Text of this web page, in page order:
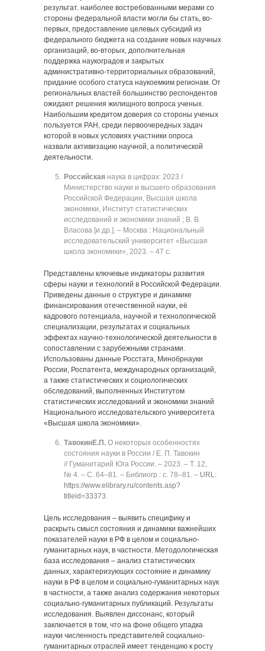
результат. наиболее востребованными мерами со
стороны федеральной власти могли бы стать, во-
первых, предоставление целевых субсидий из
федерального бюджета на создание новых научных
организаций, во-вторых, дополнительная
поддержка наукоградов и закрытых
административно-территориальных образований,
придание особого статуса наукоемким регионам. От
региональных властей большинство респондентов
ожидают решения жилищного вопроса ученых.
Наибольшим кредитом доверия со стороны ученых
пользуется РАН, среди первоочередных задач
которой в новых условиях участники опроса
назвали активизацию научной, а политической
деятельности.
Российская наука в цифрах: 2023 /
Министерство науки и высшего образования
Российской Федерации, Высшая школа
экономики, Институт статистических
исследований и экономики знаний ; В. В.
Власова [и др.]. ‒ Москва : Национальный
исследовательский университет «Высшая
школа экономики», 2023. ‒ 47 с.
Представлены ключевые индикаторы развития
сферы науки и технологий в Российской Федерации.
Приведены данные о структуре и динамике
финансирования отечественной науки, её
кадрового потенциала, научной и технологической
специализации, результатах и социальных
эффектах научно-технологической деятельности в
сопоставлении с зарубежными странами.
Использованы данные Росстата, Минобрнауки
России, Роспатента, международных организаций,
а также статистических и социологических
обследований, выполненных Институтом
статистических исследований и экономики знаний
Национального исследовательского университета
«Высшая школа экономики».
ТавокинЕ.П. О некоторых особенностях
состояния науки в России / Е. П. Тавокин
// Гуманитарий Юга России. ‒ 2023. ‒ Т. 12,
№ 4. ‒ C. 64‒81. ‒ Библиогр.: с. 78‒81. ‒ URL:
https://www.elibrary.ru/contents.asp?
titleid=33373.
Цель исследования ‒ выявить специфику и
раскрыть смысл состояния и динамики важнейших
показателей науки в РФ в целом и социально-
гуманитарных наук, в частности. Методологическая
база исследования ‒ анализ статистических
данных, характеризующих состояние и динамику
науки в РФ в целом и социально-гуманитарных наук
в частности, а также анализ содержания некоторых
социально-гуманитарных публикаций. Результаты
исследования. Выявлен диссонанс, который
заключается в том, что на фоне общего упадка
науки численность представителей социально-
гуманитарных отраслей имеет тенденцию к росту